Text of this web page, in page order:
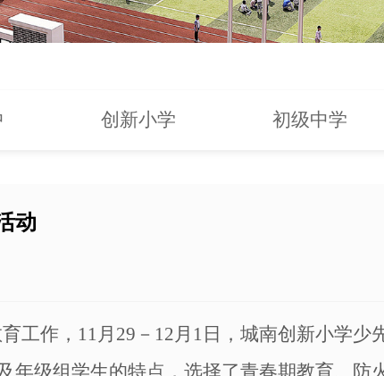
创新小学 初级中学
动
工作， 11 月 29 － 12 月 1 日，城南创新小学少
年级组学生的特点，选择了青春期教育、防